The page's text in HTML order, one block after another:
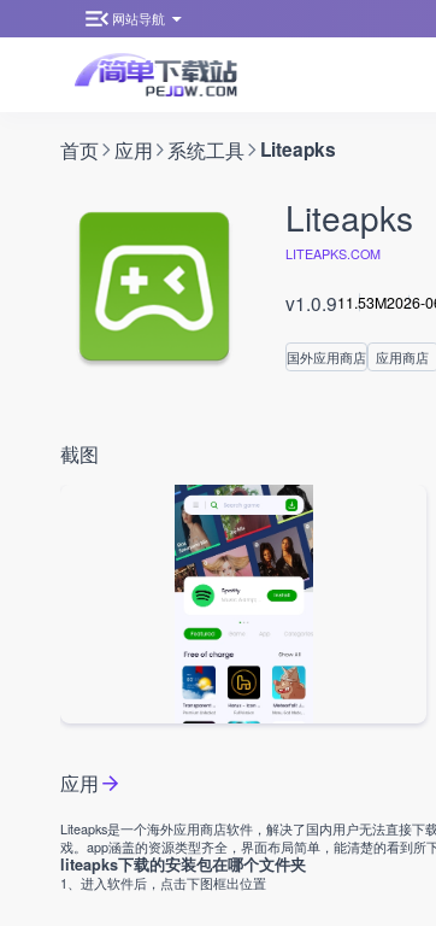
网站导航
首页 应用 系统工具 Liteapks
Liteapks
LITEAPKS.COM
v1.0.911.53M2026-
国外应用商店 应用商店
截图
应用
Liteapks是一个海外应用商店软件，解决了国内用户无法直接
戏。app涵盖的资源类型齐全，界面布局简单，能清楚的看到所
liteapks下载的安装包在哪个文件夹
1、进入软件后，点击下图框出位置